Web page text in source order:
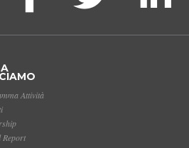
Attività
Report